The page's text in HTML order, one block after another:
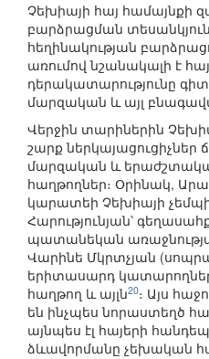
Չեխիայի հայ համայնքի
բարձրացման
հեղինակության
առումով նշանակալի է
դերակատարությունը
մարզական և այլ
Վերջին տարիներին
շարք ներկայացուցիչներ
մարզական և
հաղթողներ։ Օրինակ,
կարատեի Չեխիայի
Հարությունյան՝
պատանեկան
Վարինե Մկրտչյան
երիտասարդ
հաղթող և այլն20։ Այս
են ինչպես նորաստեղծ
այնպես էլ հայերի
ձևավորմանը չեխական